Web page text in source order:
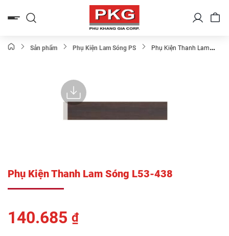
qua
Sản phẩm Phụ Kiện Lam Sóng PS
Phụ Kiện Thanh Lam
Phụ Kiện Thanh Lam Sóng L53-438
140.685 ₫